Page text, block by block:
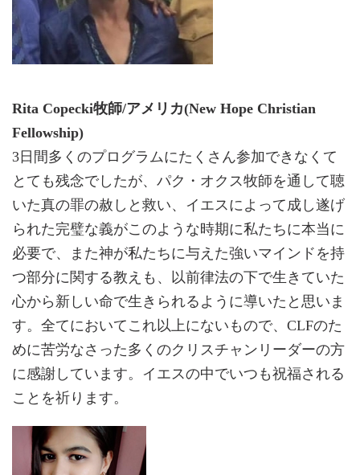
Rita Copecki牧師/アメリカ(New Hope Christian
Fellowship)
3日間多くのプログラムにたくさん参加できなくて
とても残念でしたが、パク・オクス牧師を通して聴
いた真の罪の赦しと救い、イエスによって成し遂げ
られた完璧な義がこのような時期に私たちに本当に
必要で、また神が私たちに与えた強いマインドを持
つ部分に関する教えも、以前律法の下で生きていた
心から新しい命で生きられるように導いたと思いま
す。全てにおいてこれ以上にないもので、CLFのた
めに苦労なさった多くのクリスチャンリーダーの方
に感謝しています。イエスの中でいつも祝福される
ことを祈ります。